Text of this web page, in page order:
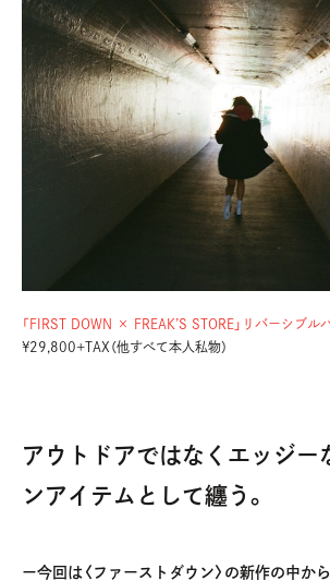
「FIRST DOWN × FREAK’S STORE」リバーシブル
¥29,800+TAX（他すべて本人私物）
アウトドアではなくエッジー
ンアイテムとして纏う。
ー今回は〈ファーストダウン〉の新作の中から